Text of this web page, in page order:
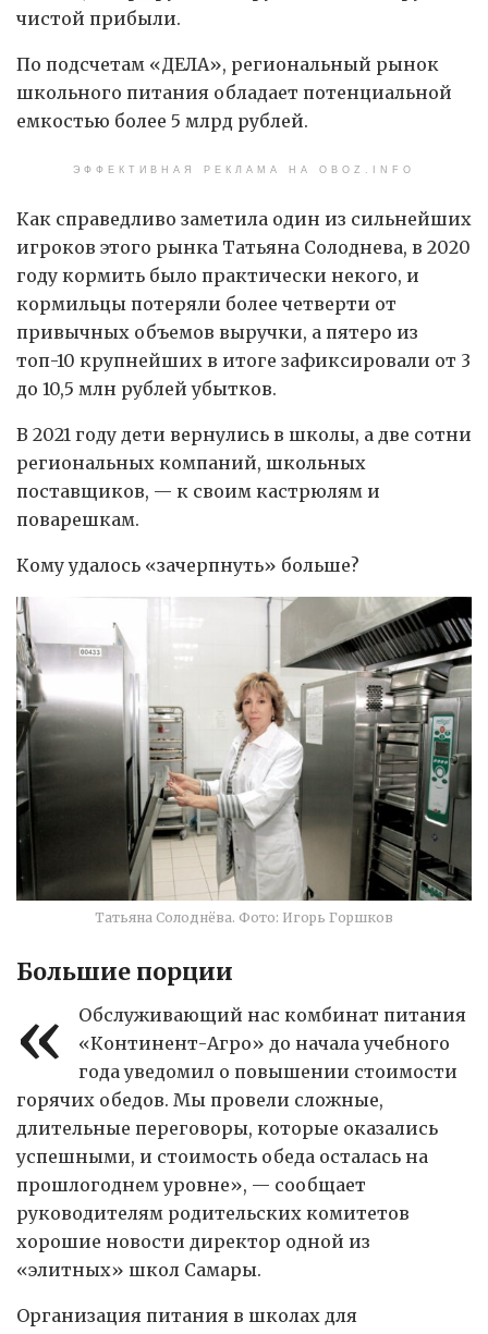
чистой прибыли.
По подсчетам «ДЕЛА», региональный рынок
школьного питания обладает потенциальной
емкостью более 5 млрд рублей.
ЭФФЕКТИВНАЯ РЕКЛАМА НА OBOZ.INFO
Как справедливо заметила один из сильнейших
игроков этого рынка Татьяна Солоднева, в 2020
году кормить было практически некого, и
кормильцы потеряли более четверти от
привычных объемов выручки, а пятеро из
топ-10 крупнейших в итоге зафиксировали от 3
до 10,5 млн рублей убытков.
В 2021 году дети вернулись в школы, а две сотни
региональных компаний, школьных
поставщиков, — к своим кастрюлям и
поварешкам.
Кому удалось «зачерпнуть» больше?
Татьяна Солоднёва. Фото: Игорь Горшков
Большие порции
«
Обслуживающий нас комбинат питания
«Континент-Агро» до начала учебного
года уведомил о повышении стоимости
горячих обедов. Мы провели сложные,
длительные переговоры, которые оказались
успешными, и стоимость обеда осталась на
прошлогоднем уровне», — сообщает
руководителям родительских комитетов
хорошие новости директор одной из
«элитных» школ Самары.
Организация питания в школах для